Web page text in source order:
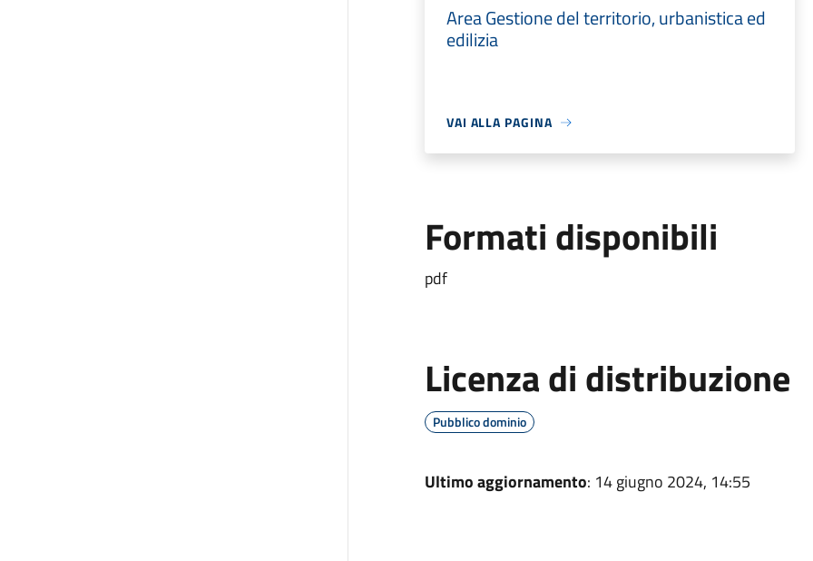
Area Gestione del territorio, urbanistica ed
edilizia
VAI ALLA PAGINA
Formati disponibili
pdf
Licenza di distribuzione
Pubblico dominio
Ultimo aggiornamento: 14 giugno 2024, 14:55